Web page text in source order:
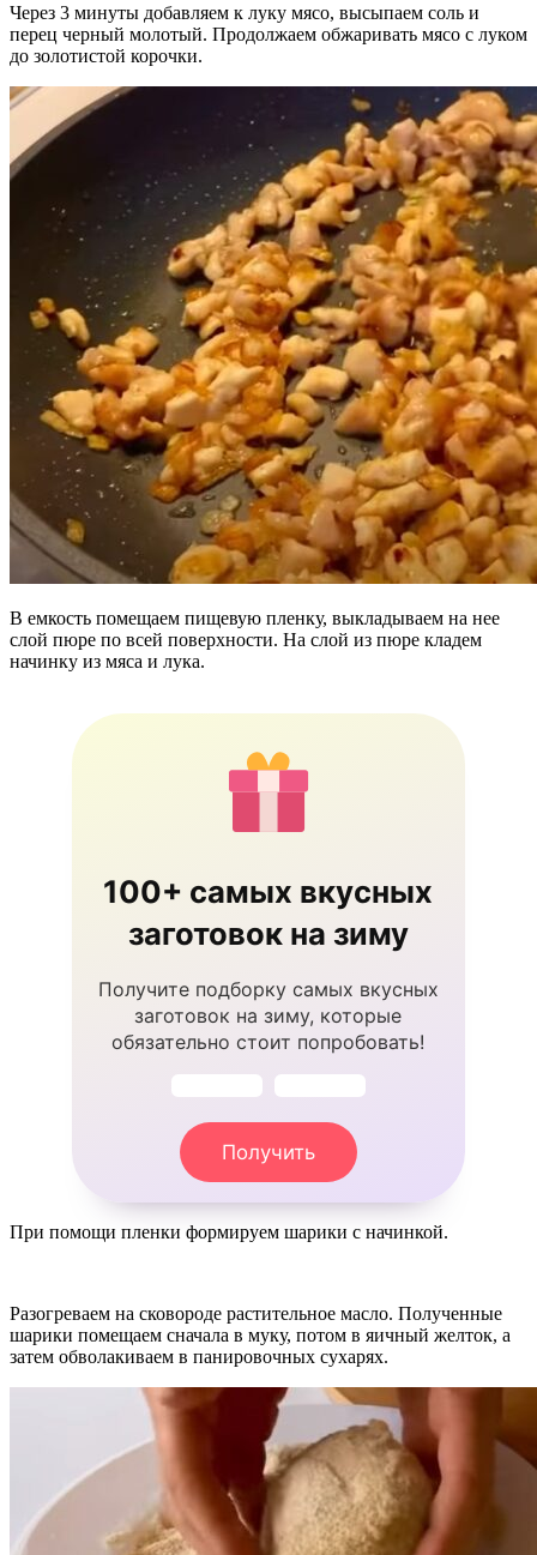
Через 3 минуты добавляем к луку мясо, высыпаем соль и
перец черный молотый. Продолжаем обжаривать мясо с луком
до золотистой корочки.
В емкость помещаем пищевую пленку, выкладываем на нее
слой пюре по всей поверхности. На слой из пюре кладем
начинку из мяса и лука.
100+ самых вкусных
заготовок на зиму
Получите подборку самых вкусных
заготовок на зиму, которые
обязательно стоит попробовать!
Получить
При помощи пленки формируем шарики с начинкой.
Разогреваем на сковороде растительное масло. Полученные
шарики помещаем сначала в муку, потом в яичный желток, а
затем обволакиваем в панировочных сухарях.